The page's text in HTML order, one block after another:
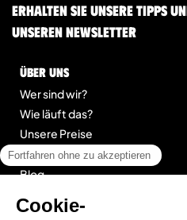
Erhalten Sie unsere Tipps
unseren Newsletter
Über uns
Wer sind wir?
Wie läuft das?
Unsere Preise
Kontakt
Blog
legal